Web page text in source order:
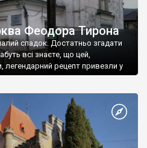
Феодора Тирона
спадок. Достатньо згадати
всі знаєте, що цей,
легендарний рецепт привезли у